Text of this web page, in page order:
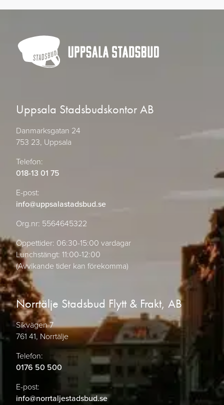
Uppsala Stadsbudskontor AB
Danmarksgatan 24
753 23, Uppsala
Telefon:
018-13 01 75
E-post:
info@uppsalastadsbud.se
Org.nr: 5564645322
Öppettider: 06:30-15:00 vardagar
Lunchstängt: 11:00-12:00
(Avvikande tider kan förekomma)
Norrtälje Stadsbud Flytt & Frakt, AB
Sikvägen 7
761 41, Norrtälje
Telefon:
0176 50 500
E-post:
info@norrtaljestadsbud.se